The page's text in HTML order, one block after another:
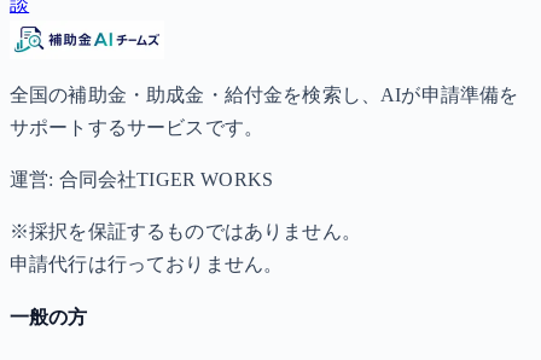
談
全国の補助金・助成金・給付金を検索し、AIが申請準備を
サポートするサービスです。
運営: 合同会社TIGER WORKS
※採択を保証するものではありません。
申請代行は行っておりません。
一般の方